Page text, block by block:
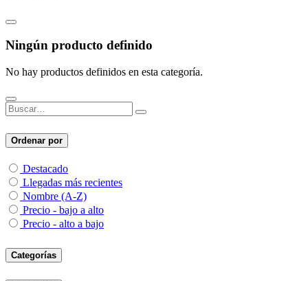
Ningún producto definido
No hay productos definidos en esta categoría.
Ordenar por
Destacado
Llegadas más recientes
Nombre (A-Z)
Precio - bajo a alto
Precio - alto a bajo
Categorías